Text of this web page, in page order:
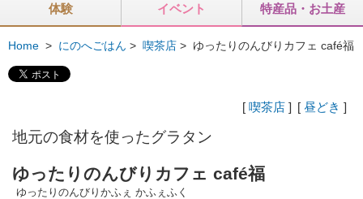
体験 イベント 特産品・お土産
Home > にのへごはん > 喫茶店 > ゆったりのんびりカフェ café福
[ 昼どき ]
[ 喫茶店]
地元の食材を使ったグラタン
ゆったりのんびりカフェ café福
ゆったりのんびりかふぇ かふぇふく